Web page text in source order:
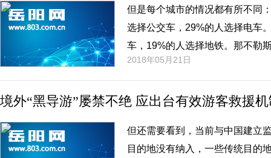
但是每个城市的情况都有所不同
选择公交车，29%的人选择电车
车，19%的人选择地铁。那不勒
有2%的人选择电车。
2018年05月21日
境外“黑导游”屡禁不绝 应出台有效游客救援
但还需要看到，当前与中国建立
目的地没有纳入，一些传统目的